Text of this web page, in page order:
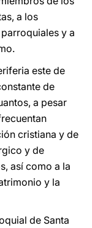
a los
y a
este de
de
a pesar
cristiana y de
y de
así como a la
y la
de Santa